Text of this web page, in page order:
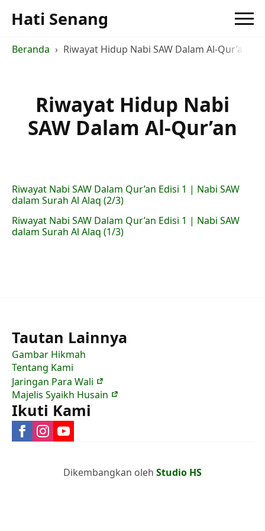
Hati Senang
Beranda Riwayat Hidup Nabi SAW Dalam Al-Qur’an
Riwayat Hidup Nabi
SAW Dalam Al-Qur’an
Riwayat Nabi SAW Dalam Qur’an Edisi 1 | Nabi SAW
dalam Surah Al Alaq (2/3)
Riwayat Nabi SAW Dalam Qur’an Edisi 1 | Nabi SAW
dalam Surah Al Alaq (1/3)
Tautan Lainnya
Gambar Hikmah
Tentang Kami
Jaringan Para Wali
Majelis Syaikh Husain
Ikuti Kami
Dikembangkan oleh Studio HS